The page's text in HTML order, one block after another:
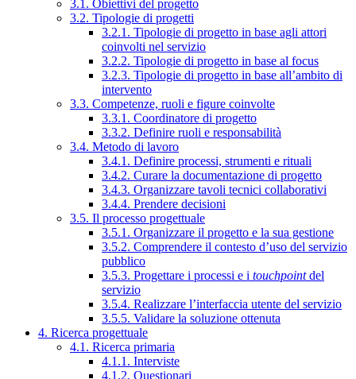
3.1. Obiettivi del progetto
3.2. Tipologie di progetti
3.2.1. Tipologie di progetto in base agli attori
coinvolti nel servizio
3.2.2. Tipologie di progetto in base al focus
3.2.3. Tipologie di progetto in base all’ambito di
intervento
3.3. Competenze, ruoli e figure coinvolte
3.3.1. Coordinatore di progetto
3.3.2. Definire ruoli e responsabilità
3.4. Metodo di lavoro
3.4.1. Definire processi, strumenti e rituali
3.4.2. Curare la documentazione di progetto
3.4.3. Organizzare tavoli tecnici collaborativi
3.4.4. Prendere decisioni
3.5. Il processo progettuale
3.5.1. Organizzare il progetto e la sua gestione
3.5.2. Comprendere il contesto d’uso del servizio
pubblico
3.5.3. Progettare i processi e i touchpointdel
servizio
3.5.4. Realizzare l’interfaccia utente del servizio
3.5.5. Validare la soluzione ottenuta
4. Ricerca progettuale
4.1. Ricerca primaria
4.1.1. Interviste
4.1.2. Questionari